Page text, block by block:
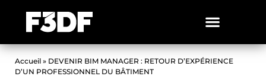
Accueil » DEVENIR BIM MANAGER : RETOUR D’EXPÉRIENCE
D’UN PROFESSIONNEL DU BÂTIMENT